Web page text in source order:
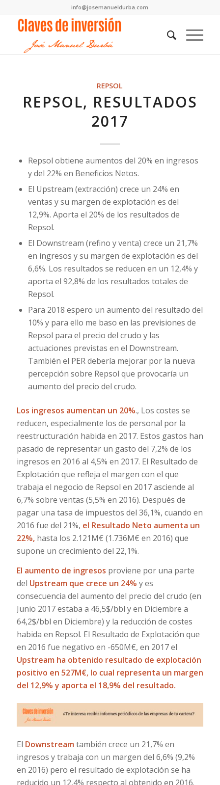
info@josemanueldurba.com
REPSOL
REPSOL, RESULTADOS
2017
Repsol obtiene aumentos del 20% en ingresos
y del 22% en Beneficios Netos.
El Upstream (extracción) crece un 24% en
ventas y su margen de explotación es del
12,9%. Aporta el 20% de los resultados de
Repsol.
El Downstream (refino y venta) crece un 21,7%
en ingresos y su margen de explotación es del
6,6%. Los resultados se reducen en un 12,4% y
aporta el 92,8% de los resultados totales de
Repsol.
Para 2018 espero un aumento del resultado del
10% y para ello me baso en las previsiones de
Repsol para el precio del crudo y las
actuaciones previstas en el Downstream.
También el PER debería mejorar por la nueva
percepción sobre Repsol que provocaría un
aumento del precio del crudo.
Los ingresos aumentan un 20%., Los costes se
reducen, especialmente los de personal por la
reestructuración habida en 2017. Estos gastos han
pasado de representar un gasto del 7,2% de los
ingresos en 2016 al 4,5% en 2017. El Resultado de
Explotación que refleja el margen con el que
trabaja el negocio de Repsol en 2017 asciende al
6,7% sobre ventas (5,5% en 2016). Después de
pagar una tasa de impuestos del 36,1%, cuando en
2016 fue del 21%, el Resultado Neto aumenta un
22%,hasta los 2.121M€ (1.736M€ en 2016) que
supone un crecimiento del 22,1%.
El aumento de ingresos proviene por una parte
del Upstream que crece un 24% y es
consecuencia del aumento del precio del crudo (en
Junio 2017 estaba a 46,5$/bbl y en Diciembre a
64,2$/bbl en Diciembre) y la reducción de costes
habida en Repsol. El Resultado de Explotación que
en 2016 fue negativo en -650M€, en 2017 el
Upstream ha obtenido resultado de explotación
positivo en 527M€, lo cual representa un margen
del 12,9% y aporta el 18,9% del resultado.
El Downstream también crece un 21,7% en
ingresos y trabaja con un margen del 6,6% (9,2%
en 2016) pero el resultado de explotación se ha
reducido un 12,4% respecto al obtenido en 2016.